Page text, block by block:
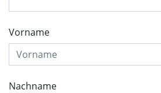
Vorname
Nachname